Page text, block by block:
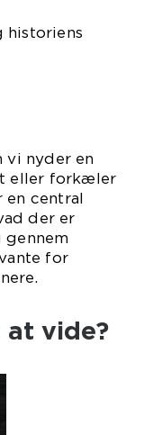
historiens
vi nyder en
eller forkæler
en central
der er
for
vide?